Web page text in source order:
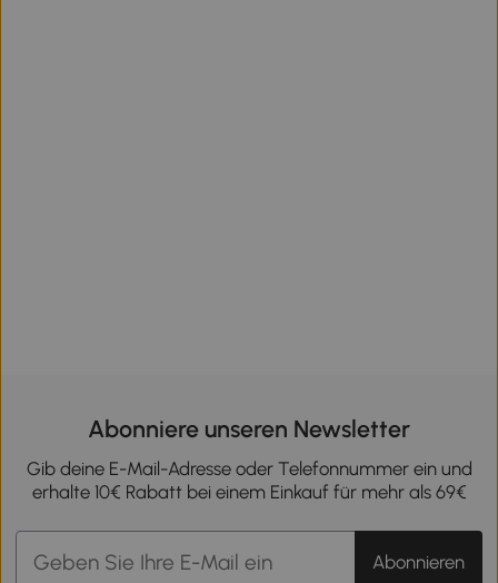
Abonniere unseren Newsletter
Gib deine E-Mail-Adresse oder Telefonnummer ein und
erhalte 10€ Rabatt bei einem Einkauf für mehr als 69€
Abonnieren